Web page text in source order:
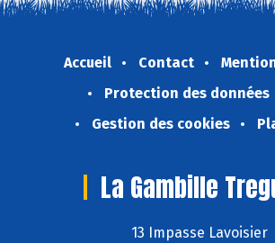
Accueil Contact
Protection des données
Gestion des cookies
La Gambille
13 Impasse Lavoisier